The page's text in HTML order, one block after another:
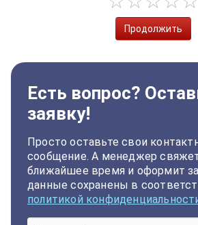
Продолжить
Есть вопрос?
заявку!
Просто оставьте свои
сообщение. А менеджер
ближайшее время и оформит
данные сохранены в
политикой